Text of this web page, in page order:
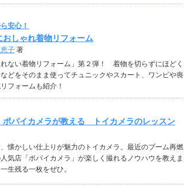
安心！
おしゃれ着物リフォーム
子 著
ない着物リフォーム」第２弾！ 着物を切らずにほどく
どをそのまま使ってチュニックやスカート、ワンピや喪
フォームも紹介！
パイカメラが教える トイカメラのレッスン
懐かしい仕上りが魅力のトイカメラ。最近のブーム再燃
気店「ポパイカメラ」が楽しく撮れるノウハウを教えま
生残る一枚をぜひ。